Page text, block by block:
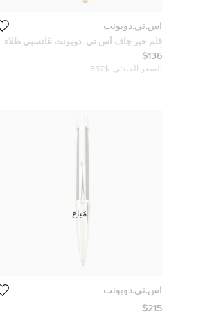
أس.تي.دوبونت
قلم حبر جاف أس.تي. دوبونت غاتسبي طلاء
أسود وذهبي
$136
السعر المبدئي: $387
أس.تي.دوبونت
$215
مُباع